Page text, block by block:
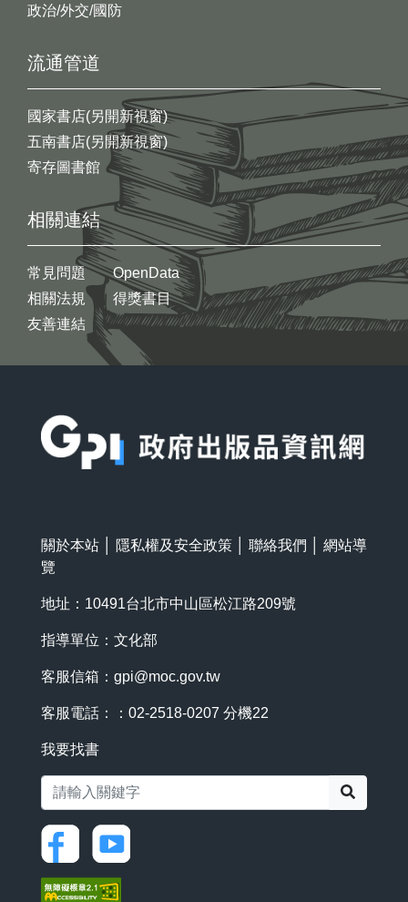
政治/外交/國防
流通管道
國家書店(另開新視窗)
五南書店(另開新視窗)
寄存圖書館
相關連結
常見問題
相關法規
友善連結
OpenData
得獎書目
關於本站 隱私權及安全政策 聯絡我們
網站導
覽
地址：10491台北市中山區松江路209號
指導單位：文化部
客服信箱： gpi@moc.gov.tw
客服電話：：02-2518-0207 分機22
我要找書